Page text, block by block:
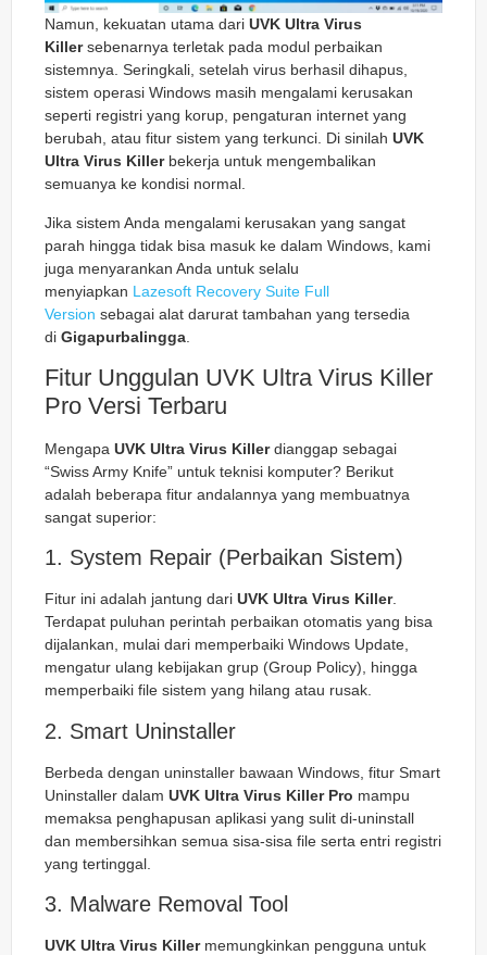
Namun, kekuatan utama dari UVK Ultra Virus
Killersebenarnya terletak pada modul perbaikan
sistemnya. Seringkali, setelah virus berhasil dihapus,
sistem operasi Windows masih mengalami kerusakan
seperti registri yang korup, pengaturan internet yang
berubah, atau fitur sistem yang terkunci. Di sinilah UVK
Ultra Virus Killerbekerja untuk mengembalikan
semuanya ke kondisi normal.
Jika sistem Anda mengalami kerusakan yang sangat
parah hingga tidak bisa masuk ke dalam Windows, kami
juga menyarankan Anda untuk selalu
menyiapkan Lazesoft Recovery Suite Full
Version sebagai alat darurat tambahan yang tersedia
di Gigapurbalingga
Fitur Unggulan UVK Ultra Virus Killer
Pro Versi Terbaru
Mengapa UVK Ultra Virus Killerdianggap sebagai
“Swiss Army Knife” untuk teknisi komputer? Berikut
adalah beberapa fitur andalannya yang membuatnya
sangat superior:
1. System Repair (Perbaikan Sistem)
Fitur ini adalah jantung dari UVK Ultra Virus Killer.
Terdapat puluhan perintah perbaikan otomatis yang bisa
dijalankan, mulai dari memperbaiki Windows Update,
mengatur ulang kebijakan grup (Group Policy), hingga
memperbaiki file sistem yang hilang atau rusak.
2. Smart Uninstaller
Berbeda dengan uninstaller bawaan Windows, fitur Smart
Uninstaller dalam UVK Ultra Virus Killer Pro mampu
memaksa penghapusan aplikasi yang sulit di-uninstall
dan membersihkan semua sisa-sisa file serta entri registri
yang tertinggal.
3. Malware Removal Tool
UVK Ultra Virus Killermemungkinkan pengguna untuk